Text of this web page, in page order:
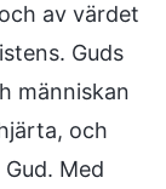
av värdet
Guds
människan
och
Med